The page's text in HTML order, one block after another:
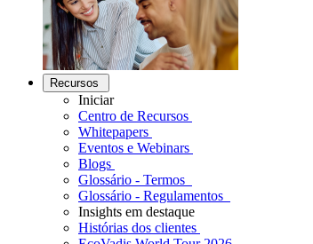
Recursos
Iniciar
Centro de Recursos
Whitepapers
Eventos e Webinars
Blogs
Glossário - Termos
Glossário - Regulamentos
Insights em destaque
Histórias dos clientes